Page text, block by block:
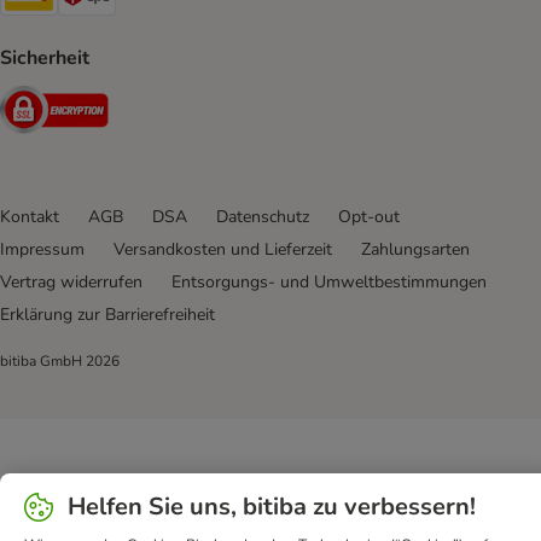
Sicherheit
Security
Kontakt AGB DSA Datenschutz
Opt-out
Impressum
Versandkosten und Lieferzeit
Zahlungsarten
Vertrag widerrufen
Entsorgungs- und Umweltbestimmungen
Erklärung zur Barrierefreiheit
bitiba GmbH 2026
Helfen Sie uns, bitiba zu verbessern!